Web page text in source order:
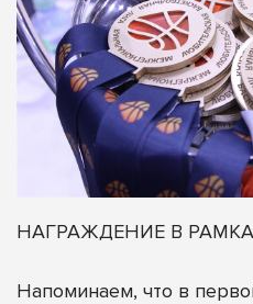
НАГРАЖДЕНИЕ В
Напоминаем, что в